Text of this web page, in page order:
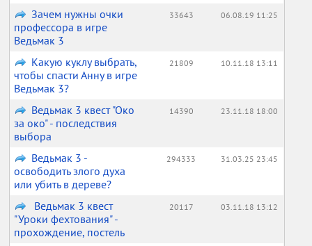
Зачем нужны очки
профессора в игре
Ведьмак 3
33643 06.08.19 11:25
Какую куклу выбрать,
чтобы спасти Анну в игре
Ведьмак 3?
21809 10.11.18 13:11
Ведьмак 3 квест "Око
за око" - последствия
выбора
14390 23.11.18 18:00
Ведьмак 3 -
освободить злого духа
или убить в дереве?
294333 31.03.25 23:45
Ведьмак 3 квест
"Уроки фехтования" -
прохождение, постель
20117 03.11.18 13:12